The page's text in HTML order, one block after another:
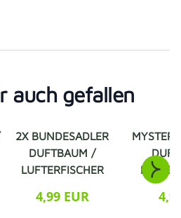
auch gefallen
2X BUNDESADLER
DUFTBAUM /
LUFTERFISCHER
4,99 EUR